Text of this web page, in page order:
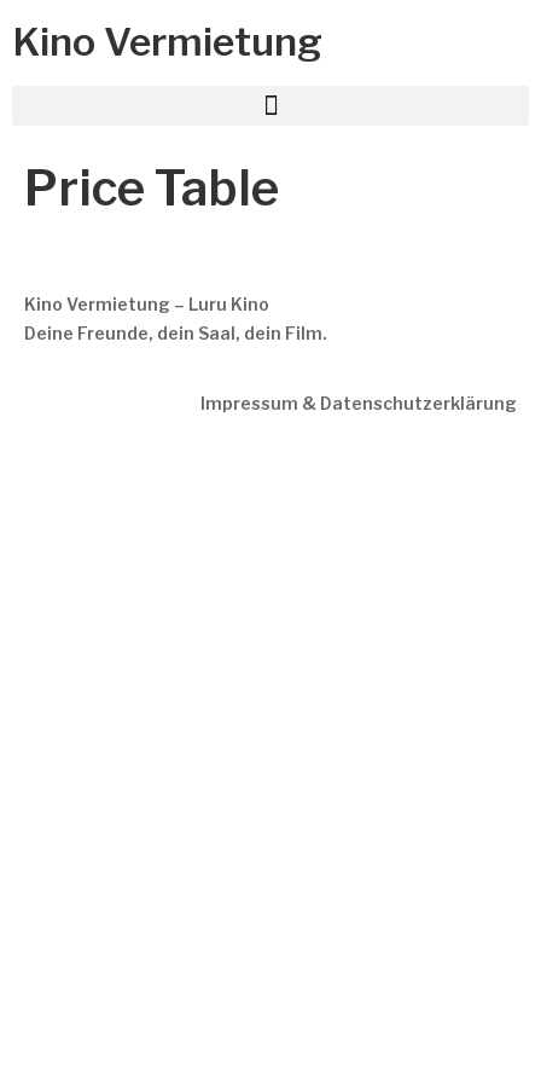
Kino Vermietung
Price Table
Kino Vermietung – Luru Kino
Deine Freunde, dein Saal, dein Film.
Impressum & Datenschutzerklärung